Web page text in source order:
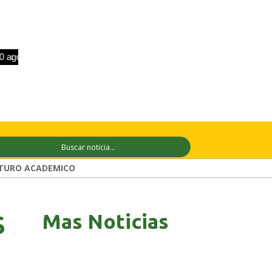
ACADEMICO
Mas Noticias